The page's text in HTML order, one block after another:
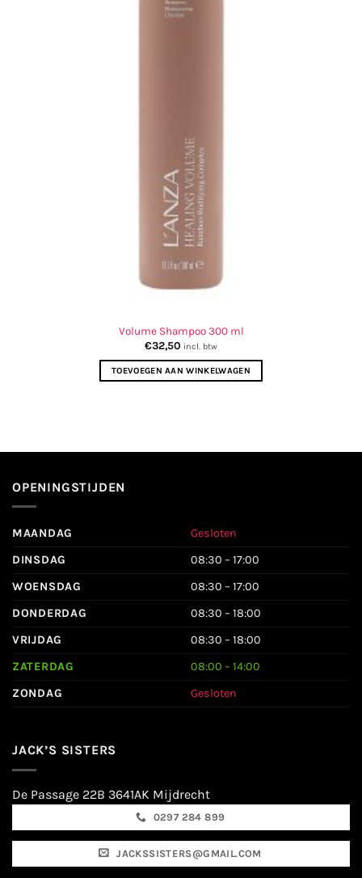
Volume Shampoo 300 ml
€32,50 incl. btw
TOEVOEGEN AAN WINKELWAGEN
OPENINGSTIJDEN
MAANDAG
Gesloten
DINSDAG
08:30 – 17:00
WOENSDAG
08:30 – 17:00
DONDERDAG
08:30 – 18:00
VRIJDAG
08:30 – 18:00
ZATERDAG
08:00 – 14:00
ZONDAG
Gesloten
JACK’S SISTERS
De Passage 22B 3641AK Mijdrecht
0297 284 899
JACKSSISTERS@GMAIL.COM